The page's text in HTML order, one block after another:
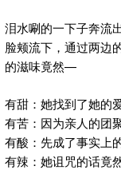
泪水唰的一下子奔流
脸颊流下，通过两边
的滋味竟然—
有甜：她找到了她的
有苦：因为亲人的团
有酸：先成了事实上
有辣：她诅咒的话竟